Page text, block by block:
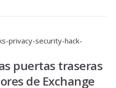
puertas traseras
de Exchange